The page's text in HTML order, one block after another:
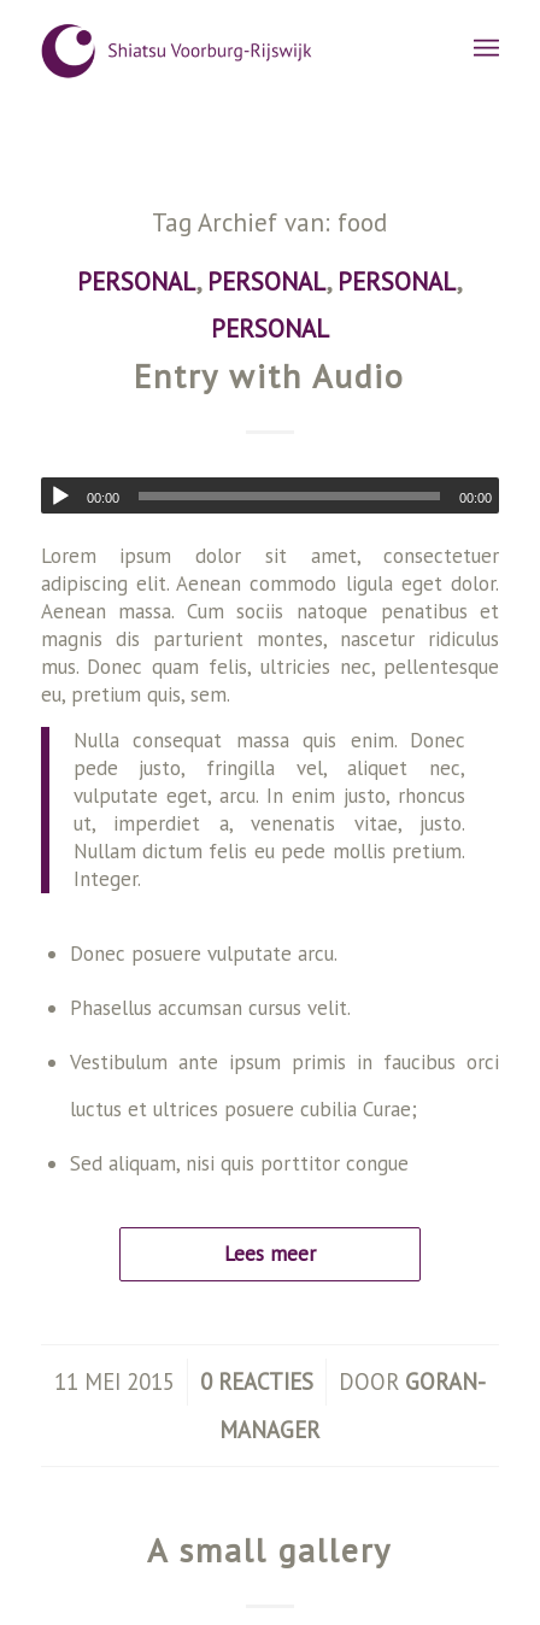
Tag Archief van: food
PERSONAL, PERSONAL, PERSONAL,
PERSONAL
Entry with Audio
00:00 00:00
Lorem ipsum dolor sit amet, consectetuer
adipiscing elit. Aenean commodo ligula eget dolor.
Aenean massa. Cum sociis natoque penatibus et
magnis dis parturient montes, nascetur ridiculus
mus. Donec quam felis, ultricies nec, pellentesque
eu, pretium quis, sem.
Nulla consequat massa quis enim. Donec
pede justo, fringilla vel, aliquet nec,
vulputate eget, arcu. In enim justo, rhoncus
ut, imperdiet a, venenatis vitae, justo.
Nullam dictum felis eu pede mollis pretium.
Integer.
Donec posuere vulputate arcu.
Phasellus accumsan cursus velit.
Vestibulum ante ipsum primis in faucibus orci
luctus et ultrices posuere cubilia Curae;
Sed aliquam, nisi quis porttitor congue
Lees meer
11 MEI 2015
/ 0 REACTIES
/ DOOR GORAN-
MANAGER
A small gallery